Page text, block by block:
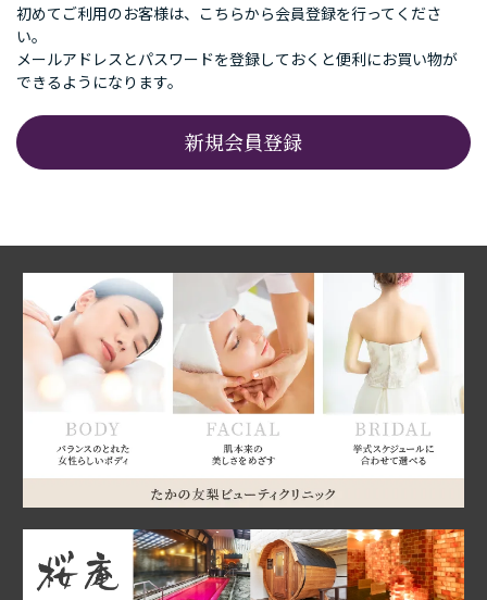
初めてご利用のお客様は、こちらから会員登録を行ってくださ
い。
メールアドレスとパスワードを登録しておくと便利にお買い物が
できるようになります。